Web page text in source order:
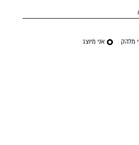
מלהק אני מיוצג